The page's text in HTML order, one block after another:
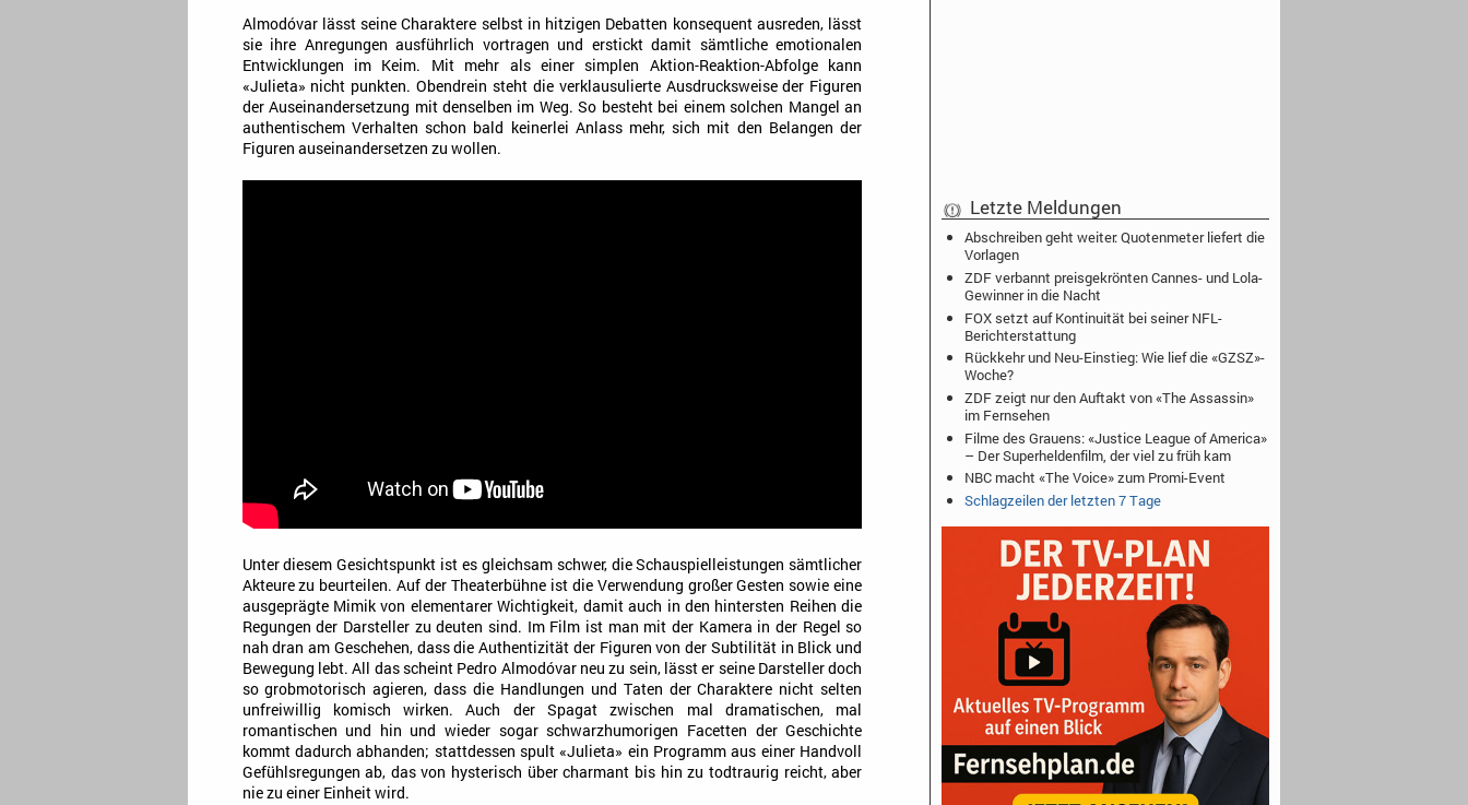
Almodóvar lässt seine Charaktere selbst in hitzigen Debatten konsequent ausreden, lässt
sie ihre Anregungen ausführlich vortragen und erstickt damit sämtliche emotionalen
Entwicklungen im Keim. Mit mehr als einer simplen Aktion-Reaktion-Abfolge kann
«Julieta» nicht punkten. Obendrein steht die verklausulierte Ausdrucksweise der Figuren
der Auseinandersetzung mit denselben im Weg. So besteht bei einem solchen Mangel an
authentischem Verhalten schon bald keinerlei Anlass mehr, sich mit den Belangen der
Figuren auseinandersetzen zu wollen.
Unter diesem Gesichtspunkt ist es gleichsam schwer, die Schauspielleistungen sämtlicher
Akteure zu beurteilen. Auf der Theaterbühne ist die Verwendung großer Gesten sowie eine
ausgeprägte Mimik von elementarer Wichtigkeit, damit auch in den hintersten Reihen die
Regungen der Darsteller zu deuten sind. Im Film ist man mit der Kamera in der Regel so
nah dran am Geschehen, dass die Authentizität der Figuren von der Subtilität in Blick und
Bewegung lebt. All das scheint Pedro Almodóvar neu zu sein, lässt er seine Darsteller doch
so grobmotorisch agieren, dass die Handlungen und Taten der Charaktere nicht selten
unfreiwillig komisch wirken. Auch der Spagat zwischen mal dramatischen, mal
romantischen und hin und wieder sogar schwarzhumorigen Facetten der Geschichte
kommt dadurch abhanden; stattdessen spult «Julieta» ein Programm aus einer Handvoll
Gefühlsregungen ab, das von hysterisch über charmant bis hin zu todtraurig reicht, aber
nie zu einer Einheit wird.
Letzte Meldungen
Abschreiben geht weiter: Quotenmeter liefert die
Vorlagen
ZDF verbannt preisgekrönten Cannes- und Lola-
Gewinner in die Nacht
FOX setzt auf Kontinuität bei seiner NFL-
Berichterstattung
Rückkehr und Neu-Einstieg: Wie lief die «GZSZ»-
Woche?
ZDF zeigt nur den Auftakt von «The Assassin»
im Fernsehen
Filme des Grauens: «Justice League of America»
– Der Superheldenfilm, der viel zu früh kam
NBC macht «The Voice» zum Promi-Event
Schlagzeilen der letzten 7 Tage